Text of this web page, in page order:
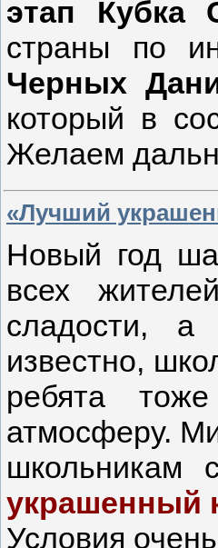
этап Кубка
страны по
Черных
который в
Желаем
«Лучший
Новый год
всех
сладости, а
известно,
ребята
атмосферу.
школьникам
украшенный
Условия